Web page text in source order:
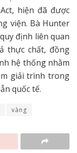
hiện đã được
viện. Bà Hunter
định liên quan
thực chất, đồng
hệ thống nhằm
giải trình trong
quốc tế.
vàng